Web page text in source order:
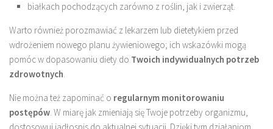
białkach pochodzących zarówno z roślin, jak i zwierząt.
Warto również porozmawiać z lekarzem lub dietetykiem przed
wdrożeniem nowego planu żywieniowego; ich wskazówki mogą
pomóc w dopasowaniu diety do Twoich indywidualnych potrzeb
zdrowotnych.
Nie można też zapominać o regularnym monitorowaniu
postępów. W miarę jak zmieniają się Twoje potrzeby organizmu,